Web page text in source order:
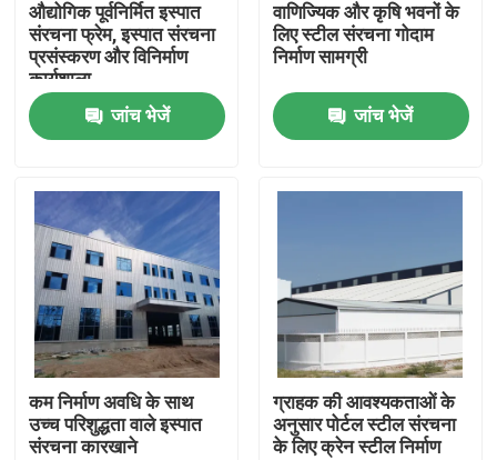
हमारे बारे में
कारखाना भ्रमण
एक उद्धरण का अनुरोध करें
इस्पात संरचना गोदाम
इस्पात संरचना कार्यशाला
हल्के इस्पात संरचना
औद्योगिक पूर्वनिर्मित इस्पात
संरचना फ्रेम, इस्पात संरचना
प्रसंस्करण और विनिर्माण
कार्यशाला
जांच भेजें
वाणिज्यिक और कृषि भवनों के
लिए स्टील संरचना गोदाम
निर्माण सामग्री
जांच भेजें
कम निर्माण अवधि के साथ
उच्च परिशुद्धता वाले इस्पात
संरचना कारखाने
ग्राहक की आवश्यकताओं के
अनुसार पोर्टल स्टील संरचना
के लिए क्रेन स्टील निर्माण